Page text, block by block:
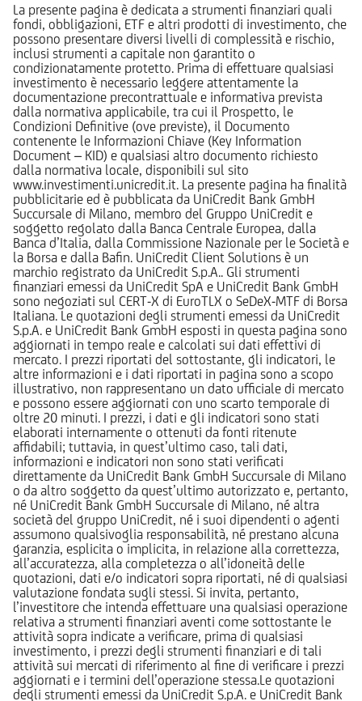
La presente pagina è dedicata a strumenti finanziari quali
fondi, obbligazioni, ETF e altri prodotti di investimento, che
possono presentare diversi livelli di complessità e rischio,
inclusi strumenti a capitale non garantito o
condizionatamente protetto. Prima di effettuare qualsiasi
investimento è necessario leggere attentamente la
documentazione precontrattuale e informativa prevista
dalla normativa applicabile, tra cui il Prospetto, le
Condizioni Definitive (ove previste), il Documento
contenente le Informazioni Chiave (Key Information
Document – KID) e qualsiasi altro documento richiesto
dalla normativa locale, disponibili sul sito
www.investimenti.unicredit.it. La presente pagina ha finalità
pubblicitarie ed è pubblicata da UniCredit Bank GmbH
Succursale di Milano, membro del Gruppo UniCredit e
soggetto regolato dalla Banca Centrale Europea, dalla
Banca d’Italia, dalla Commissione Nazionale per le Società e
la Borsa e dalla Bafin. UniCredit Client Solutions è un
marchio registrato da UniCredit S.p.A.. Gli strumenti
finanziari emessi da UniCredit SpA e UniCredit Bank GmbH
sono negoziati sul CERT-X di EuroTLX o SeDeX-MTF di Borsa
Italiana. Le quotazioni degli strumenti emessi da UniCredit
S.p.A. e UniCredit Bank GmbH esposti in questa pagina sono
aggiornati in tempo reale e calcolati sui dati effettivi di
mercato. I prezzi riportati del sottostante, gli indicatori, le
altre informazioni e i dati riportati in pagina sono a scopo
illustrativo, non rappresentano un dato ufficiale di mercato
e possono essere aggiornati con uno scarto temporale di
oltre 20 minuti. I prezzi, i dati e gli indicatori sono stati
elaborati internamente o ottenuti da fonti ritenute
affidabili; tuttavia, in quest’ultimo caso, tali dati,
informazioni e indicatori non sono stati verificati
direttamente da UniCredit Bank GmbH Succursale di Milano
o da altro soggetto da quest’ultimo autorizzato e, pertanto,
né UniCredit Bank GmbH Succursale di Milano, né altra
società del gruppo UniCredit, né i suoi dipendenti o agenti
assumono qualsivoglia responsabilità, né prestano alcuna
garanzia, esplicita o implicita, in relazione alla correttezza,
all’accuratezza, alla completezza o all’idoneità delle
quotazioni, dati e/o indicatori sopra riportati, né di qualsiasi
valutazione fondata sugli stessi. Si invita, pertanto,
l’investitore che intenda effettuare una qualsiasi operazione
relativa a strumenti finanziari aventi come sottostante le
attività sopra indicate a verificare, prima di qualsiasi
investimento, i prezzi degli strumenti finanziari e di tali
attività sui mercati di riferimento al fine di verificare i prezzi
aggiornati e i termini dell’operazione stessa.Le quotazioni
degli strumenti emessi da UniCredit S.p.A. e UniCredit Bank